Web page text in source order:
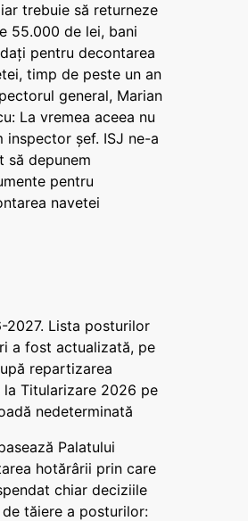
trebuie să returneze
55.000 de lei, bani
pentru decontarea
timp de peste un an
general, Marian
La vremea aceea nu
inspector șef. ISJ ne-a
să depunem
pentru
navetei
2027. Lista posturilor
a fost actualizată, pe
repartizarea
Titularizare 2026 pe
nedeterminată
Palatului
hotărârii prin care
chiar deciziile
tăiere a posturilor: